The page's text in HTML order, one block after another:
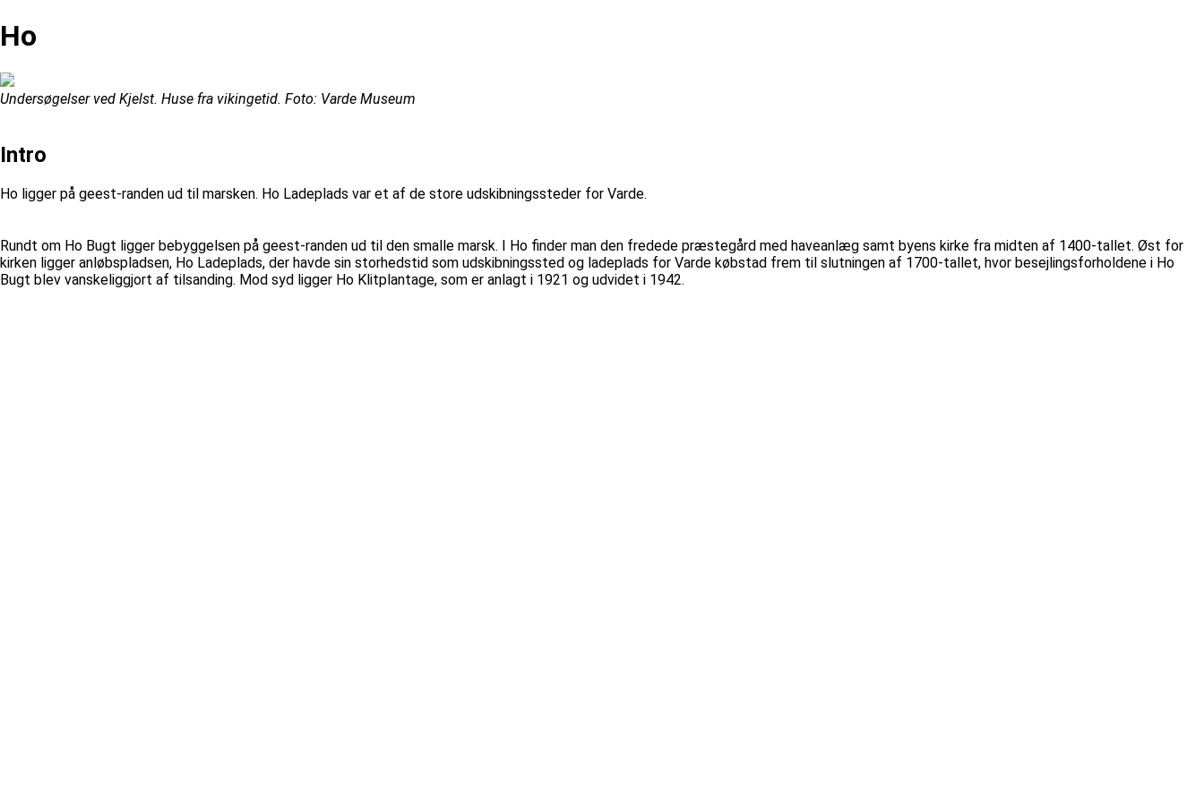
Ho
Undersøgelser ved Kjelst. Huse fra vikingetid. Foto: Varde Museum
Intro
Ho ligger på geest-randen ud til marsken. Ho Ladeplads var et af de store udskibningssteder for Varde.
Rundt om Ho Bugt ligger bebyggelsen på geest-randen ud til den smalle marsk. I Ho finder man den fredede præstegård med haveanlæg samt byens kirke fra midten af 1400-tallet. Øst for
kirken ligger anløbspladsen, Ho Ladeplads, der havde sin storhedstid som udskibningssted og ladeplads for Varde købstad frem til slutningen af 1700-tallet, hvor besejlingsforholdene i Ho
Bugt blev vanskeliggjort af tilsanding. Mod syd ligger Ho Klitplantage, som er anlagt i 1921 og udvidet i 1942.